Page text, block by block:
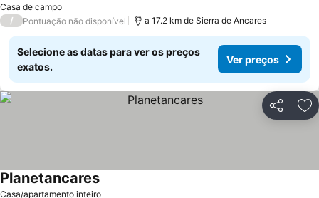
Casa de campo
/ Pontuação não disponível a 17.2 km de Sierra de Ancares
Selecione as datas para ver os preços
exatos.
Ver preços
Partilhar
Casa/apartamento inteiro
Planetancares